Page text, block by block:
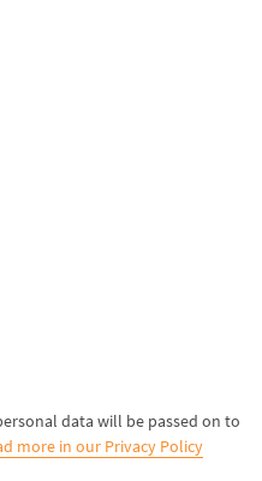
data will be passed on to
more in our Privacy Policy